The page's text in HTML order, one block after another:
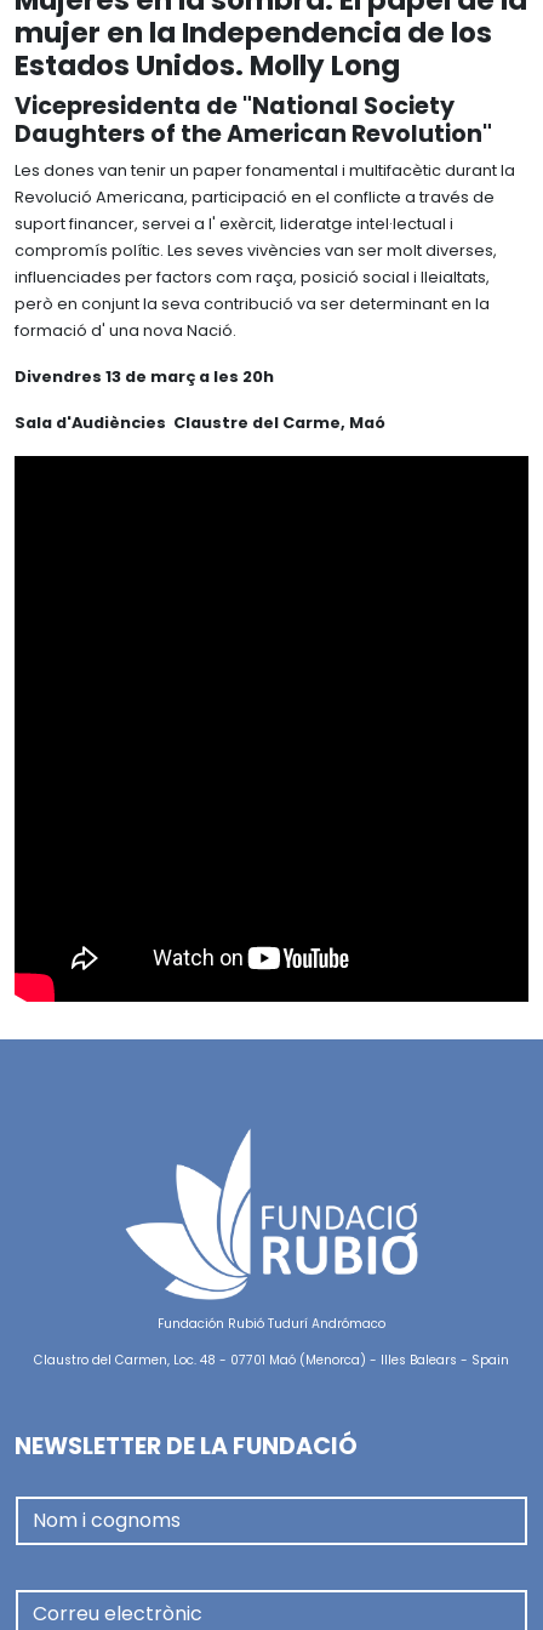
Memòries
Biografia
Trajectòria
Mecenatges
Reconeixements
Família Rubió Tudurí
Viatges
BIBLIOTECA
Instal·lacions i serveis
Reservar sala
Catàleg i fons
Arxius
ATLES NÀUTIC
mujer en la Independencia de los
Estados Unidos. Molly Long
Vicepresidenta de "National Society
Daughters of the American Revolution"
Les dones van tenir un paper fonamental i multifacètic durant la
Revolució Americana, participació en el conflicte a través de
suport financer, servei a l' exèrcit, lideratge intel·lectual i
compromís polític. Les seves vivències van ser molt diverses,
influenciades per factors com raça, posició social i lleialtats,
però en conjunt la seva contribució va ser determinant en la
formació d' una nova Nació.
Divendres 13 de març a les 20h
Sala d'Audiències Claustre del Carme, Maó
Fundación Rubió Tudurí Andrómaco
Claustro del Carmen, Loc. 48 - 07701 Maó (Menorca) - Illes Balears - Spain
NEWSLETTER DE LA FUNDACIÓ
Nom i cognoms
Correu electrònic